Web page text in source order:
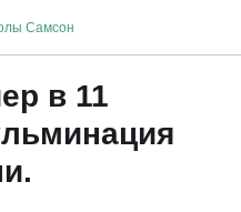
Самсон
в 11